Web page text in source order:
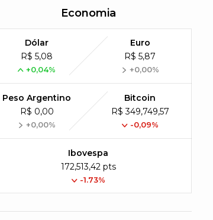
Economia
Dólar
R$ 5,08
+0,04%
Euro
R$ 5,87
+0,00%
Peso Argentino
R$ 0,00
+0,00%
Bitcoin
R$ 349,749,57
-0,09%
Ibovespa
172,513,42 pts
-1.73%